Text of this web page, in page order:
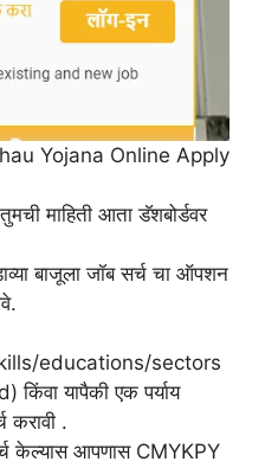
Yojana Online Apply
माहिती आता डॅशबोर्डवर
बाजूला जॉब सर्च चा ऑपशन
educations/sectors
यापैकी एक पर्याय
.
केल्यास आपणास CMYKPY